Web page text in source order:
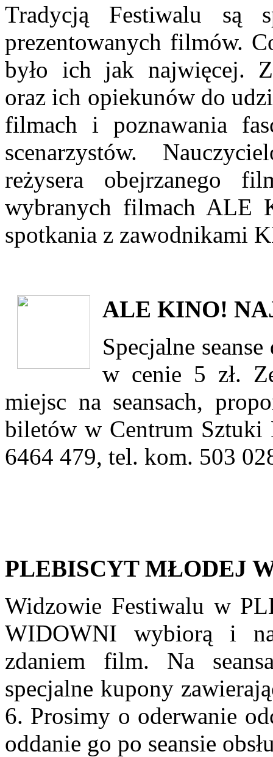
Tradycją Festiwalu są
prezentowanych filmów.
było ich jak najwięcej.
oraz ich opiekunów do
filmach i poznawania
scenarzystów.
reżysera obejrzanego
wybranych filmach ALE
spotkania z zawodnikami
ALE KINO!
Specjalne
w cenie 5 zł.
miejsc na seansach,
biletów w Centrum
6464 479, tel. kom. 503
PLEBISCYT MŁODEJ
Widzowie Festiwalu w
WIDOWNI wybiorą i
zdaniem film. Na
specjalne kupony
6. Prosimy o oderwanie
oddanie go po seansie